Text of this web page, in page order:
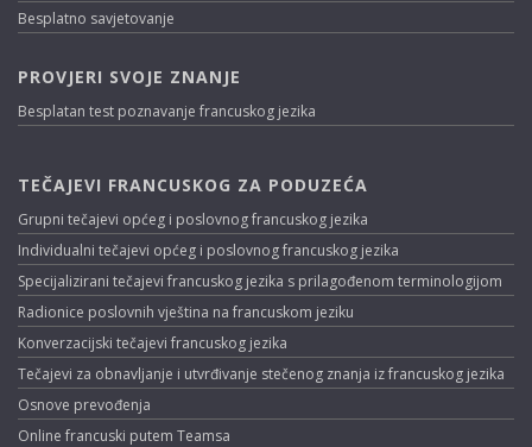
Besplatno savjetovanje
PROVJERI SVOJE ZNANJE
Besplatan test poznavanje francuskog jezika
TEČAJEVI FRANCUSKOG ZA PODUZEĆA
Grupni tečajevi općeg i poslovnog francuskog jezika
Individualni tečajevi općeg i poslovnog francuskog jezika
Specijalizirani tečajevi francuskog jezika s prilagođenom terminologijom
Radionice poslovnih vještina na francuskom jeziku
Konverzacijski tečajevi francuskog jezika
Tečajevi za obnavljanje i utvrđivanje stečenog znanja iz francuskog jezika
Osnove prevođenja
Online francuski putem Teamsa